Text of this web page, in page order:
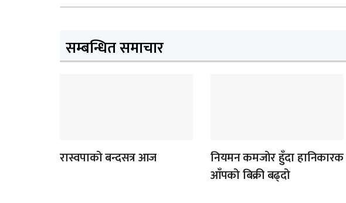
सम्बन्धित समाचार
रास्वपाको बन्दसत्र आज
नियमन कमजोर हुँदा हानिकारक
आँपको बिक्री बढ्दो